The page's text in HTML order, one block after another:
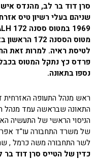
סרן דוד בר לב, מהנדס איש
מטוס הססנה
לטיסת ראיה. למרות זאת
פרדס כץ נתקל המטוס
נספו בתאונה.
ראש מנהל התעופה האזרחית
התאונה שבראשה עמד מנהל
הניסוי הראשי של התעשיה
של משרד התחבורה עו"ד
לשר התחבורה משה כרמל ,
כדין של הטייס סרן דוד בר